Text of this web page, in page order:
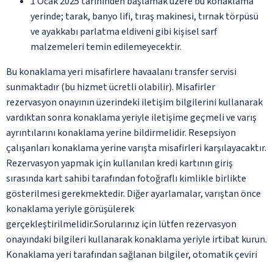
yerinde; tarak, banyo lifi, tıraş makinesi, tırnak törpüsü
ve ayakkabı parlatma eldiveni gibi kişisel sarf
malzemeleri temin edilemeyecektir.
Bu konaklama yeri misafirlere havaalanı transfer servisi
sunmaktadır (bu hizmet ücretli olabilir). Misafirler
rezervasyon onayının üzerindeki iletişim bilgilerini kullanarak
vardıktan sonra konaklama yeriyle iletişime geçmeli ve varış
ayrıntılarını konaklama yerine bildirmelidir. Resepsiyon
çalışanları konaklama yerine varışta misafirleri karşılayacaktır.
Rezervasyon yapmak için kullanılan kredi kartının giriş
sırasında kart sahibi tarafından fotoğraflı kimlikle birlikte
gösterilmesi gerekmektedir. Diğer ayarlamalar, varıştan önce
konaklama yeriyle görüşülerek
gerçekleştirilmelidir.Sorularınız için lütfen rezervasyon
onayındaki bilgileri kullanarak konaklama yeriyle irtibat kurun.
Konaklama yeri tarafından sağlanan bilgiler, otomatik çeviri